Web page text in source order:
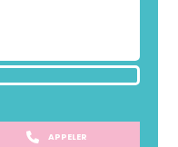
APPELER